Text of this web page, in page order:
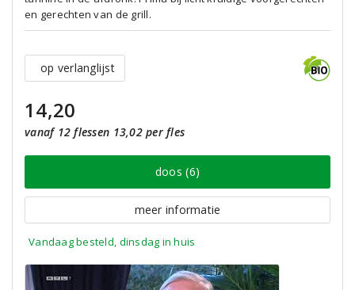
en gerechten van de grill.
op verlanglijst
14,20
vanaf 12 flessen 13,02 per fles
doos (6)
meer informatie
Vandaag besteld, dinsdag in huis